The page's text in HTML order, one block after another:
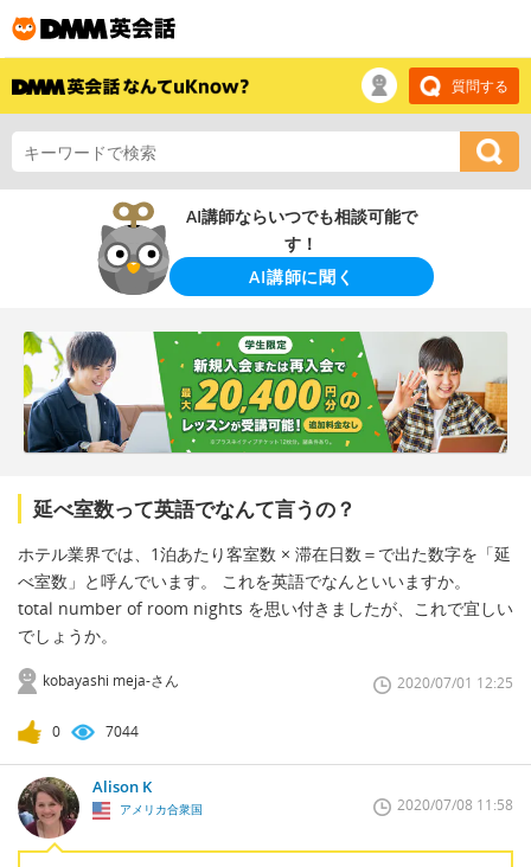
質問する
AI講師ならいつでも相談可能で
す！
AI講師に聞く
延べ室数って英語でなんて言うの？
ホテル業界では、1泊あたり客室数 × 滞在日数＝で出た数字を「延
べ室数」と呼んでいます。 これを英語でなんといいますか。
total number of room nights を思い付きましたが、これで宜しい
でしょうか。
kobayashi meja-さん 2020/07/01 12:25
0 7044
Alison K
アメリカ合衆国 2020/07/08 11:58